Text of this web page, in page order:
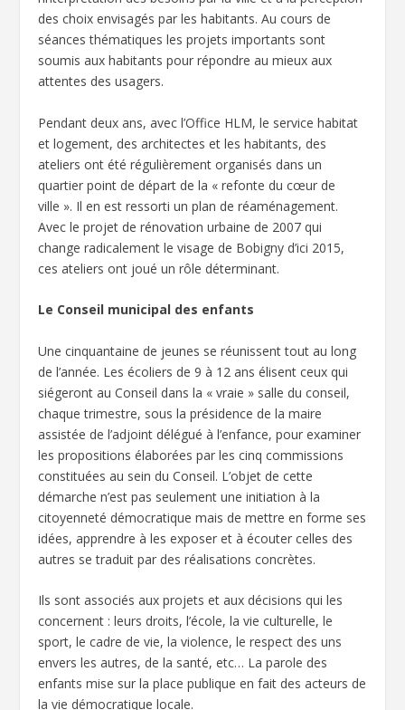
des choix envisagés par les habitants. Au cours de
séances thématiques les projets importants sont
soumis aux habitants pour répondre au mieux aux
attentes des usagers.
Pendant deux ans, avec l’Office HLM, le service habitat
et logement, des architectes et les habitants, des
ateliers ont été régulièrement organisés dans un
quartier point de départ de la « refonte du cœur de
ville ». Il en est ressorti un plan de réaménagement.
Avec le projet de rénovation urbaine de 2007 qui
change radicalement le visage de Bobigny d’ici 2015,
ces ateliers ont joué un rôle déterminant.
Le Conseil municipal des enfants
Une cinquantaine de jeunes se réunissent tout au long
de l’année. Les écoliers de 9 à 12 ans élisent ceux qui
siégeront au Conseil dans la « vraie » salle du conseil,
chaque trimestre, sous la présidence de la maire
assistée de l’adjoint délégué à l’enfance, pour examiner
les propositions élaborées par les cinq commissions
constituées au sein du Conseil. L’objet de cette
démarche n’est pas seulement une initiation à la
citoyenneté démocratique mais de mettre en forme ses
idées, apprendre à les exposer et à écouter celles des
autres se traduit par des réalisations concrètes.
Ils sont associés aux projets et aux décisions qui les
concernent : leurs droits, l’école, la vie culturelle, le
sport, le cadre de vie, la violence, le respect des uns
envers les autres, de la santé, etc… La parole des
enfants mise sur la place publique en fait des acteurs de
la vie démocratique locale.